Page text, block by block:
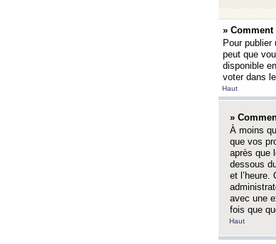
»
Pour
peut que
disponible
voter dans
Haut
»
À moins
que vos
après que
dessous
et l’heure.
avec une
fois que
Haut